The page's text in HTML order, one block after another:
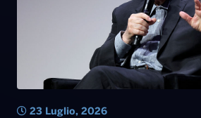
23 Luglio, 2026